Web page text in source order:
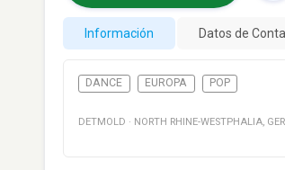
Información Datos de
DANCE EUROPA POP
DETMOLD · NORTH RHINE-WESTPHALIA,